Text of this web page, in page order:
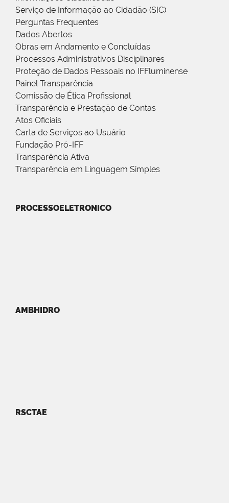
Serviço de Informação ao Cidadão (SIC)
Perguntas Frequentes
Dados Abertos
Obras em Andamento e Concluídas
Processos Administrativos Disciplinares
Proteção de Dados Pessoais no IFFluminense
Painel Transparência
Comissão de Ética Profissional
Transparência e Prestação de Contas
Atos Oficiais
Carta de Serviços ao Usuário
Fundação Pró-IFF
Transparência Ativa
Transparência em Linguagem Simples
PROCESSOELETRONICO
AMBHIDRO
RSCTAE